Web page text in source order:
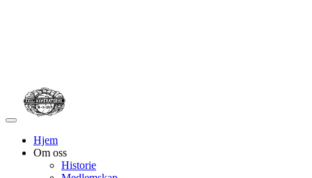
Veksle
navigasjon
Hjem
Om oss
Historie